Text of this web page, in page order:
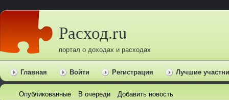
Расход.ru
портал о доходах и расходах
Главная Войти Регистрация Лучшие
Опубликованные В очереди Добавить новость